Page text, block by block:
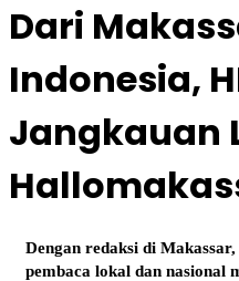
Dari
Indonesia,
Jangkauan
Dengan redaksi di
pembaca lokal dan nasional